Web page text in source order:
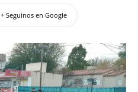
+ Seguinos en Google